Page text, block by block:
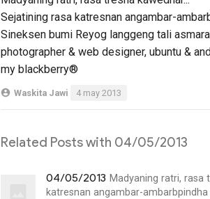
Sejatining rasa katresnan angambar-
Sineksen bumi Reyog langgeng tali
photographer & web designer, ubuntu &
my blackberry®
Waskita Jawi 4 may 2013
Related Posts with 04/05/2013
04/05/2013 Madyaning ratri, rasa
katresnan angambar-